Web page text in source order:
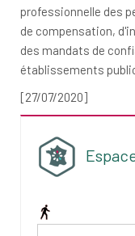
professionnelle des
de compensation,
des mandats de
établissements
[27/07/2020]